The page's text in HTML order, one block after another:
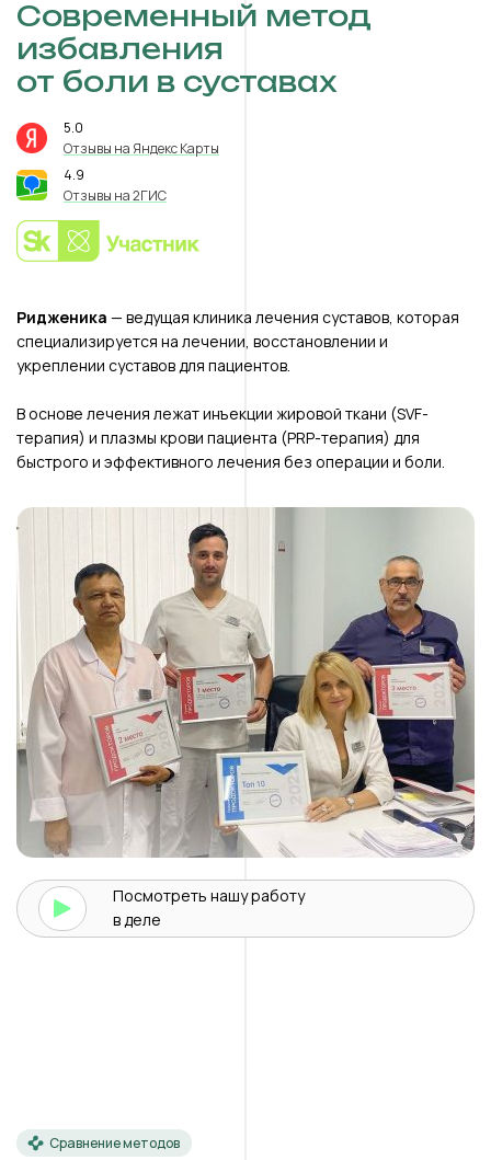
Современный метод
избавления
от боли в суставах
5.0
Отзывы на Яндекс Карты
4.9
Отзывы на 2ГИС
Ридженика — ведущая клиника лечения суставов, которая
специализируется на лечении, восстановлении и
укреплении суставов для пациентов.
В основе лечения лежат инъекции жировой ткани (SVF-
терапия) и плазмы крови пациента (PRP-терапия) для
быстрого и эффективного лечения без операции и боли.
Посмотреть нашуработу
в деле
Сравнение методов